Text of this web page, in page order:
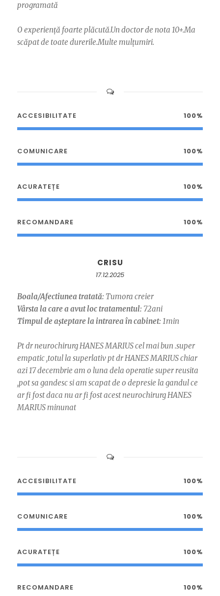
programată
O experiență foarte plăcută.Un doctor de nota 10+.Ma
scăpat de toate durerile.Multe mulțumiri.
ACCESIBILITATE 100%
COMUNICARE 100%
ACURATEȚE 100%
RECOMANDARE 100%
CRISU
17.12.2025
Boala/Afectiunea tratată: Tumora creier
Vârsta la care a avut loc tratamentul: 72ani
Timpul de așteptare la intrarea în cabinet: 1min
Pt dr neurochirurg HANES MARIUS cel mai bun .super
empatic ,totul la superlativ pt dr HANES MARIUS chiar
azi 17 decembrie am o luna dela operatie super reusita
,pot sa gandesc si am scapat de o depresie la gandul ce
ar fi fost daca nu ar fi fost acest neurochirurg HANES
MARIUS minunat
ACCESIBILITATE 100%
COMUNICARE 100%
ACURATEȚE 100%
RECOMANDARE 100%